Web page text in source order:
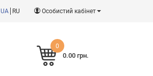
UA RU Особистий кабінет
0
0.00 грн.